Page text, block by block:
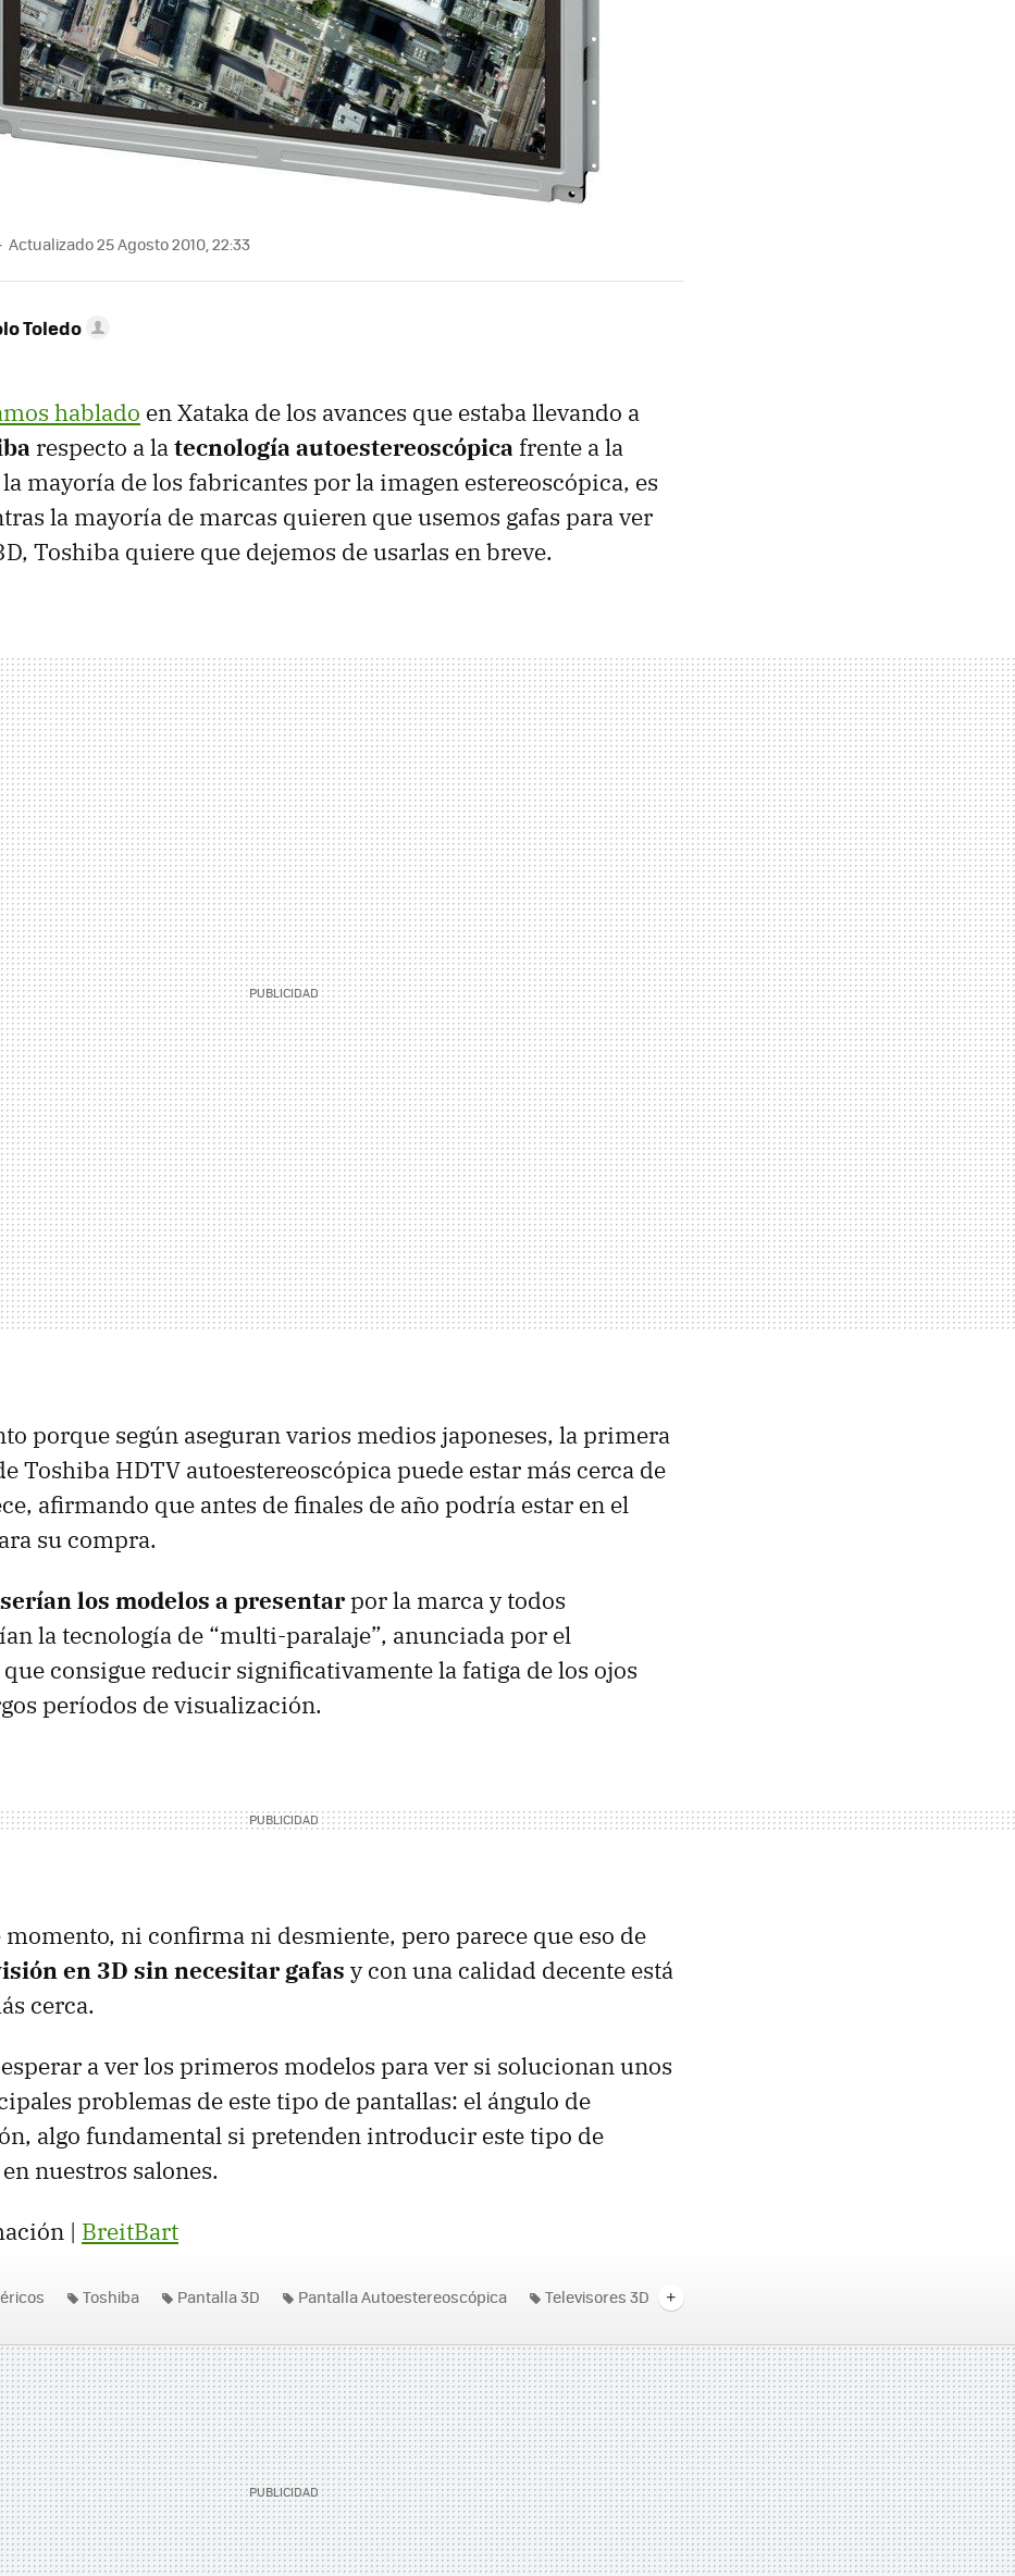
Actualizado 25 Agosto 2010, 22:33
Toledo
hablado en Xataka de los avances que estaba llevando a
respecto a latecnología autoestereoscópica frente a la
mayoría de los fabricantes por la imagen estereoscópica, es
la mayoría de marcas quieren que usemos gafas para ver
Toshiba quiere que dejemos de usarlas en breve.
porque según aseguran varios medios japoneses, la primera
Toshiba HDTV autoestereoscópica puede estar más cerca de
afirmando que antes de finales de año podría estar en el
su compra.
los modelos a presentarpor la marca y todos
la tecnología de “multi-paralaje”, anunciada por el
consigue reducir significativamente la fatiga de los ojos
períodos de visualización.
momento, ni confirma ni desmiente, pero parece que eso de
en 3D sin necesitar gafas y con una calidad decente está
cerca.
a ver los primeros modelos para ver si solucionan unos
problemas de este tipo de pantallas: el ángulo de
algo fundamental si pretenden introducir este tipo de
nuestros salones.
| BreitBart
Toshiba Pantalla 3D Pantalla Autoestereoscópica
Televisores 3D